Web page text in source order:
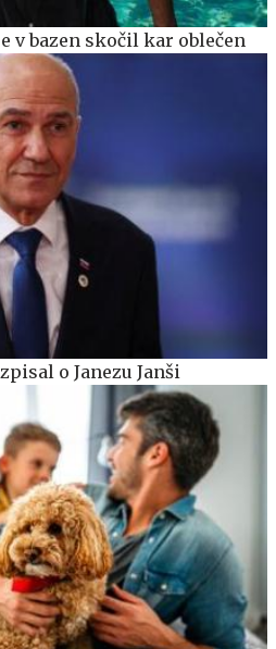
v bazen skočil kar oblečen
o Janezu Janši